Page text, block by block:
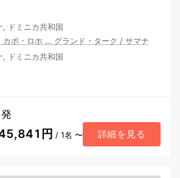
, ドミニカ共和国
カボ・ロホ … グランド・ターク / サマナ
, ドミニカ共和国
円 / 1名 〜 詳細を見る